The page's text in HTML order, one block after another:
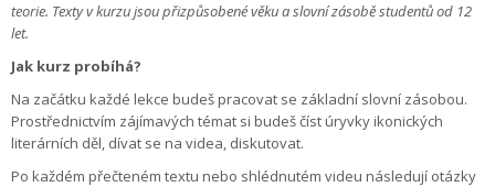
teorie. Texty v kurzu jsou přizpůsobené věku a slovní zásobě studentů od 12
let.
Jak kurz probíhá?
Na začátku každé lekce budeš pracovat se základní slovní zásobou.
Prostřednictvím zájímavých témat si budeš číst úryvky ikonických
literárních děl, dívat se na videa, diskutovat.
Po každém přečteném textu nebo shlédnutém videu následují otázky